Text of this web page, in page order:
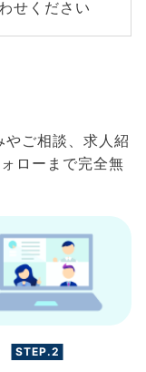
せください
ご相談、求人紹
ローまで完全無
STEP.2